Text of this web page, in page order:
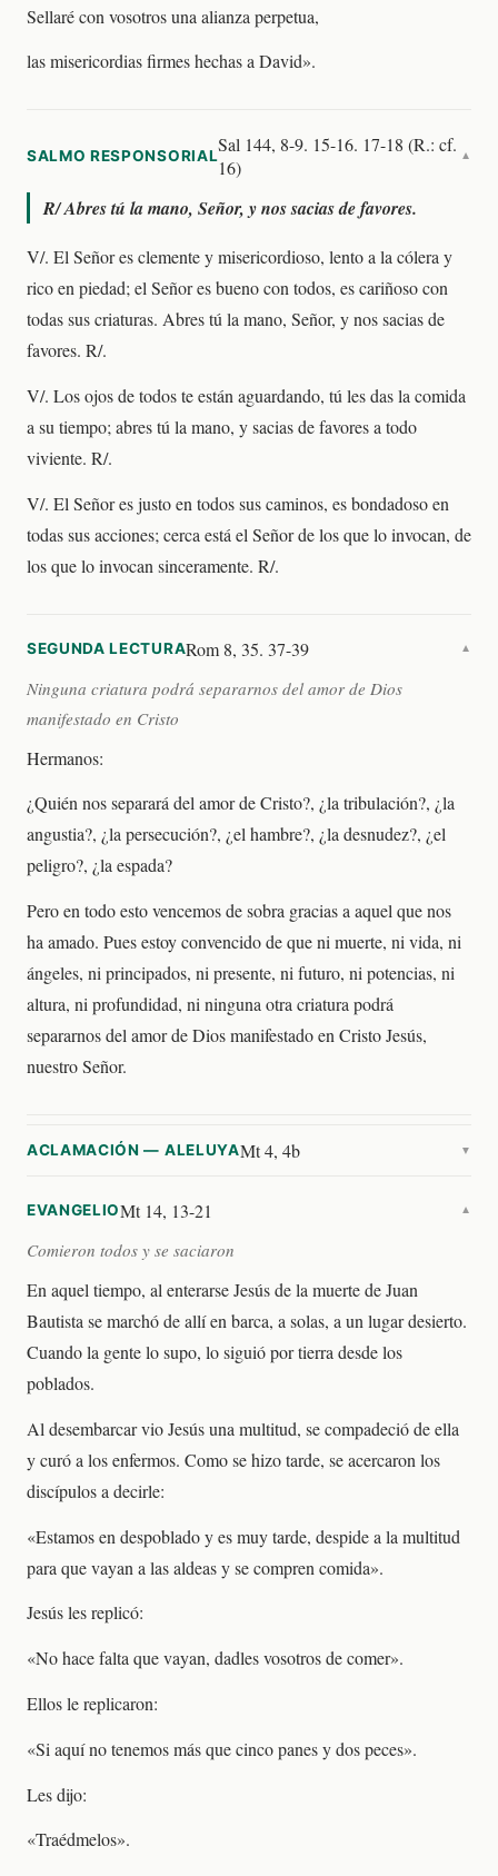
Sellaré con vosotros una alianza perpetua,
las misericordias firmes hechas a David».
SALMO RESPONSORIALSal 144, 8-9. 15-16. 17-18 (R.: cf.
16)
▼
R/Abres tú la mano, Señor, y nos sacias de favores.
V/. El Señor es clemente y misericordioso, lento a la cólera y
rico en piedad; el Señor es bueno con todos, es cariñoso con
todas sus criaturas. Abres tú la mano, Señor, y nos sacias de
favores. R/.
V/. Los ojos de todos te están aguardando, tú les das la comida
a su tiempo; abres tú la mano, y sacias de favores a todo
viviente. R/.
V/. El Señor es justo en todos sus caminos, es bondadoso en
todas sus acciones; cerca está el Señor de los que lo invocan, de
los que lo invocan sinceramente. R/.
SEGUNDA LECTURARom 8, 35. 37-39 ▼
Ninguna criatura podrá separarnos del amor de Dios
manifestado en Cristo
Hermanos:
¿Quién nos separará del amor de Cristo?, ¿la tribulación?, ¿la
angustia?, ¿la persecución?, ¿el hambre?, ¿la desnudez?, ¿el
peligro?, ¿la espada?
Pero en todo esto vencemos de sobra gracias a aquel que nos
ha amado. Pues estoy convencido de que ni muerte, ni vida, ni
ángeles, ni principados, ni presente, ni futuro, ni potencias, ni
altura, ni profundidad, ni ninguna otra criatura podrá
separarnos del amor de Dios manifestado en Cristo Jesús,
nuestro Señor.
ACLAMACIÓN — ALELUYAMt 4, 4b ▼
EVANGELIOMt 14, 13-21 ▼
Comieron todos y se saciaron
En aquel tiempo, al enterarse Jesús de la muerte de Juan
Bautista se marchó de allí en barca, a solas, a un lugar desierto.
Cuando la gente lo supo, lo siguió por tierra desde los
poblados.
Al desembarcar vio Jesús una multitud, se compadeció de ella
y curó a los enfermos. Como se hizo tarde, se acercaron los
discípulos a decirle:
«Estamos en despoblado y es muy tarde, despide a la multitud
para que vayan a las aldeas y se compren comida».
Jesús les replicó:
«No hace falta que vayan, dadles vosotros de comer».
Ellos le replicaron:
«Si aquí no tenemos más que cinco panes y dos peces».
Les dijo:
«Traédmelos».